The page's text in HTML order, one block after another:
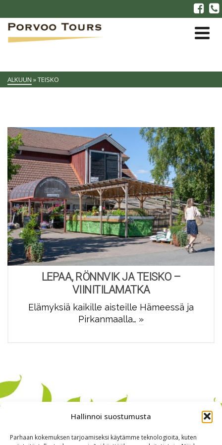
Hallinnoi suostumusta
Parhaan kokemuksen tarjoamiseksi käytämme teknologioita, kuten
ALKUUN »TEISKO
LEPAA, RÖNNVIK JA TEISKO –
VIINITILAMATKA
Elämyksiä kaikille aisteille Hämeessä ja
Pirkanmaalla… »